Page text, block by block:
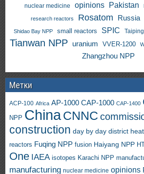
nuclear medicine opinions Pakistan
research reactors Rosatom Russia
Shidao Bay NPP small reactors SPIC
Tianwan NPP uranium VVER-1200
Zhangzhou NPP
Метки
ACP-100 Africa AP-1000 CAP-1000 CAP-1400
NPP ChinaCNNC
construction day by day district heat
reactors Fuqing NPP fusion Haiyang NPP
One IAEA isotopes Karachi NPP
manufacturing nuclear medicine opinions